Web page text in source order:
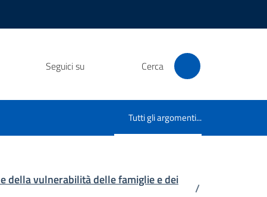
Seguici su Cerca
Tutti gli argomenti...
Menu selezionato
della vulnerabilità delle famiglie e dei
/